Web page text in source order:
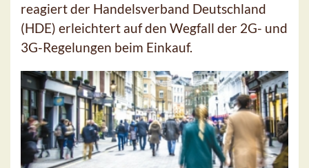
reagiert der Handelsverband Deutschland
(HDE) erleichtert auf den Wegfall der 2G- und
3G-Regelungen beim Einkauf.